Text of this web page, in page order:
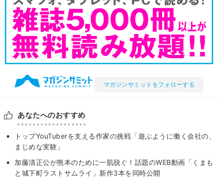
マガジンサミットをフォローする
あなたへのおすすめ
トップYouTuberを支える作家の挑戦「遊ぶように働く会社の、
まじめな実験」
加藤清正公が熊本のために一肌脱ぐ！話題のWEB動画「くまも
と城下町ラストサムライ」新作3本を同時公開